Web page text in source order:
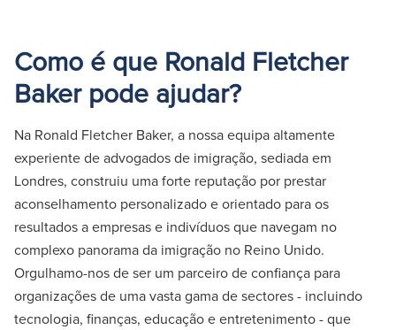
Como é que Ronald Fletcher
Baker pode ajudar?
Na Ronald Fletcher Baker, a nossa equipa altamente
experiente de advogados de imigração, sediada em
Londres, construiu uma forte reputação por prestar
aconselhamento personalizado e orientado para os
resultados a empresas e indivíduos que navegam no
complexo panorama da imigração no Reino Unido.
Orgulhamo-nos de ser um parceiro de confiança para
organizações de uma vasta gama de sectores - incluindo
tecnologia, finanças, educação e entretenimento - que